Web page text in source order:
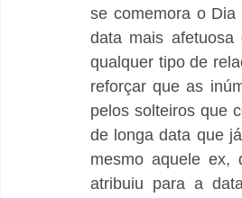
se comemora o
data mais
qualquer tipo de
reforçar que as
pelos solteiros que
de longa data que
mesmo aquele ex,
atribuiu para a